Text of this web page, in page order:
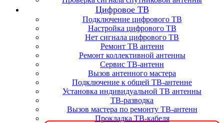
Цифровое ТВ
Подключение цифрового ТВ
Настройка цифрового ТВ
Нет сигнала цифрового ТВ
Ремонт ТВ антенн
Ремонт коллективной антенны
Сервис ТВ-антенн
Вызов антенного мастера
Подключение к общей ТВ-антенне
Установка индивидуальной ТВ антенны
ТВ-разводка
Вызов мастера по ремонту ТВ-антенн
Прокладка ТВ-кабеля